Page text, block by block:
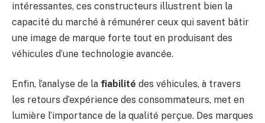
intéressantes, ces constructeurs illustrent bien la
capacité du marché à rémunérer ceux qui savent bâtir
une image de marque forte tout en produisant des
véhicules d’une technologie avancée.
Enfin, l’analyse de la fiabilité des véhicules, à travers
les retours d’expérience des consommateurs, met en
lumière l’importance de la qualité perçue. Des marques